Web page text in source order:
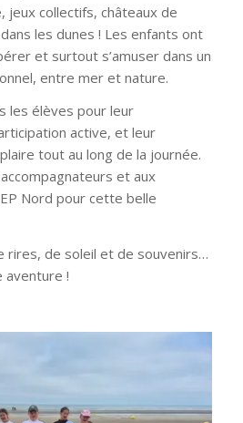
jeux collectifs, châteaux de
les dunes ! Les enfants ont
et surtout s’amuser dans un
entre mer et nature.
les élèves pour leur
active, et leur
tout au long de la journée.
et aux
Nord pour cette belle
rires, de soleil et de souvenirs…
aventure !